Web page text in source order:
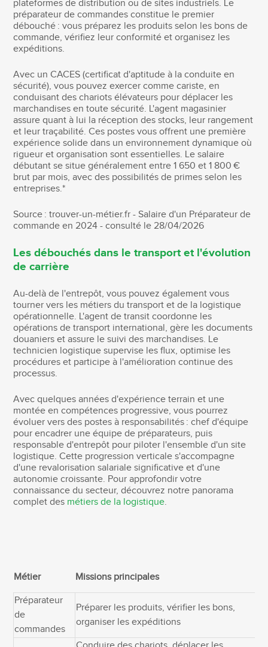
plateformes de distribution ou de sites industriels. Le
préparateur de commandes constitue le premier
débouché : vous préparez les produits selon les bons de
commande, vérifiez leur conformité et organisez les
expéditions.
Avec un CACES (certificat d'aptitude à la conduite en
sécurité), vous pouvez exercer comme cariste, en
conduisant des chariots élévateurs pour déplacer les
marchandises en toute sécurité. L'agent magasinier
assure quant à lui la réception des stocks, leur rangement
et leur traçabilité. Ces postes vous offrent une première
expérience solide dans un environnement dynamique où
rigueur et organisation sont essentielles. Le salaire
débutant se situe généralement entre 1 650 et 1 800 €
brut par mois, avec des possibilités de primes selon les
entreprises.*
Source : trouver-un-métier.fr - Salaire d'un Préparateur de
commande en 2024 - consulté le 28/04/2026
Les débouchés dans le transport et l'évolution
de carrière
Au-delà de l'entrepôt, vous pouvez également vous
tourner vers les métiers du transport et de la logistique
opérationnelle. L'agent de transit coordonne les
opérations de transport international, gère les documents
douaniers et assure le suivi des marchandises. Le
technicien logistique supervise les flux, optimise les
procédures et participe à l'amélioration continue des
processus.
Avec quelques années d'expérience terrain et une
montée en compétences progressive, vous pourrez
évoluer vers des postes à responsabilités : chef d'équipe
pour encadrer une équipe de préparateurs, puis
responsable d'entrepôt pour piloter l'ensemble d'un site
logistique. Cette progression verticale s'accompagne
d'une revalorisation salariale significative et d'une
autonomie croissante. Pour approfondir votre
connaissance du secteur, découvrez notre panorama
complet des métiers de la logistique.
Métier Missions principales
Préparateur
de
commandes
Préparer les produits, vérifier les bons,
organiser les expéditions